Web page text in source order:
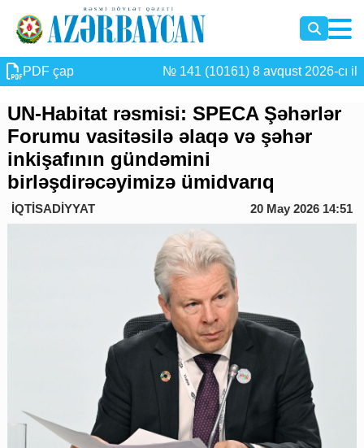
PDF çap № 141 (10161) 8 avqust 2026-cı il
UN-Habitat rəsmisi: SPECA Şəhərlər
Forumu vasitəsilə əlaqə və şəhər
inkişafının gündəmini
birləşdirəcəyimizə ümidvarıq
İQTİSADİYYAT 20 May 2026 14:51